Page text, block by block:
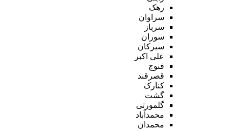
زهک
سراوان
سرباز
سوران
سیرکان
علی اکبر
فنوج
قصرقند
کنارک
گشت
گلمورتی
محمدآباد
محمدان